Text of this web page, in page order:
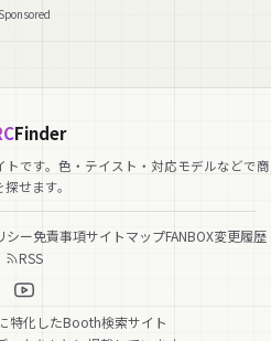
Sponsored
Finder
です。色・テイスト・対応モデルなどで商
せます。
シー免責事項サイトマップFANBOX変更履歴
RSS
特化したBooth検索サイト